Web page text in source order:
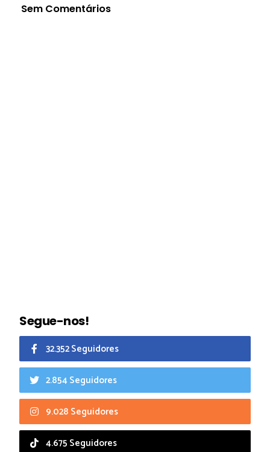
Sem Comentários
Segue-nos!
32.352 Seguidores
2.854 Seguidores
9.028 Seguidores
4.675 Seguidores